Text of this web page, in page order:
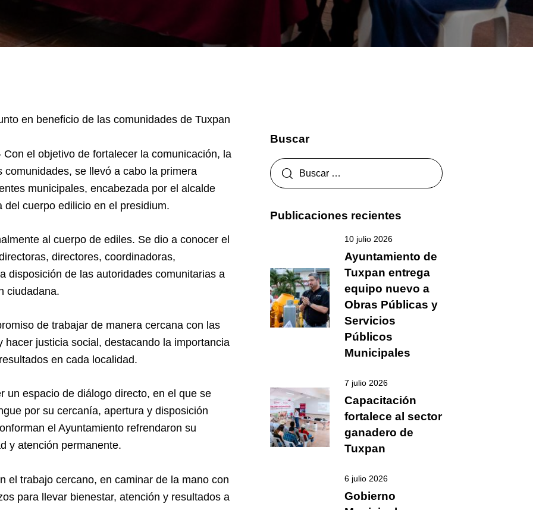
en beneficio de las comunidades de Tuxpan
el objetivo de fortalecer la comunicación, la
se llevó a cabo la primera
municipales, encabezada por el alcalde
cuerpo edilicio en el presidium.
al cuerpo de ediles. Se dio a conocer el
directores, coordinadoras,
disposición de las autoridades comunitarias a
ciudadana.
de trabajar de manera cercana con las
justicia social, destacando la importancia
en cada localidad.
un espacio de diálogo directo, en el que se
por su cercanía, apertura y disposición
el Ayuntamiento refrendaron su
y atención permanente.
el trabajo cercano, en caminar de la mano con
para llevar bienestar, atención y resultados a
Buscar
Publicaciones recientes
10 julio 2026
Ayuntamiento de
Tuxpan entrega
equipo nuevo a
Obras Públicas y
Servicios
Públicos
Municipales
7 julio 2026
Capacitación
fortalece al sector
ganadero de
Tuxpan
6 julio 2026
Gobierno